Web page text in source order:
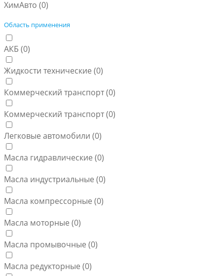
ХимАвто (0)
Область применения
АКБ (0)
Жидкости технические (0)
Коммерческий транспорт (0)
Коммерческий транспорт (0)
Легковые автомобили (0)
Масла гидравлические (0)
Масла индустриальные (0)
Масла компрессорные (0)
Масла моторные (0)
Масла промывочные (0)
Масла редукторные (0)